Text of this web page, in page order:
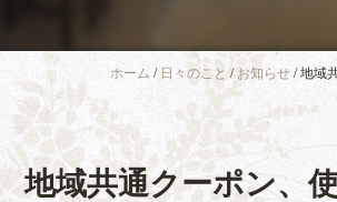
ホーム / 日々のこと / お知らせ /地域
地域共通クーポン、